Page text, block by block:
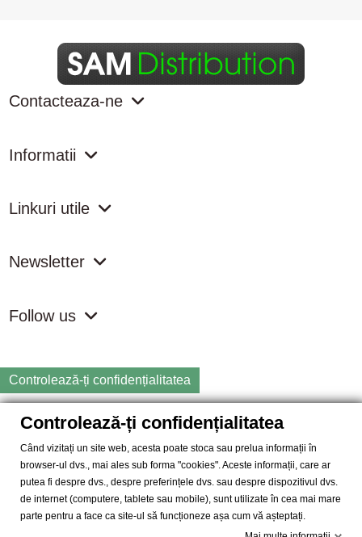
Contacteaza-ne
Informatii
Linkuri utile
Newsletter
Follow us
Controlează-ți confidențialitatea
Copyright
2026 samdistribution.ro - Magazin online cu Produse
SAM DISTRIBUTION S.R.L.- Cod fiscal: RO14935035, Registrul
Comertului: J40/10004/2002, Adresa: Str. Dimieni, nr. 7, Bucuresti,
sector 5.
Controlează-ți confidențialitatea
Când vizitați un site web, acesta poate stoca sau prelua informații în
browser-ul dvs., mai ales sub forma "cookies". Aceste informații, care ar
putea fi despre dvs., despre preferințele dvs. sau despre dispozitivul dvs.
de internet (computere, tablete sau mobile), sunt utilizate în cea mai mare
parte pentru a face ca site-ul să funcționeze așa cum vă așteptați.